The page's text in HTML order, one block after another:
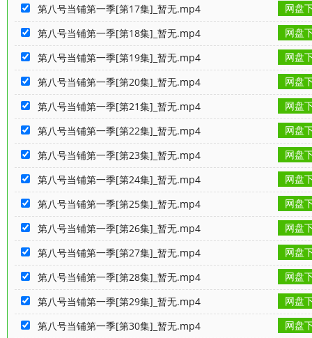
第八号当铺第一季[第17集]_暂无.mp4
网盘
第八号当铺第一季[第18集]_暂无.mp4
网盘
第八号当铺第一季[第19集]_暂无.mp4
网盘
第八号当铺第一季[第20集]_暂无.mp4
网盘
第八号当铺第一季[第21集]_暂无.mp4
网盘
第八号当铺第一季[第22集]_暂无.mp4
网盘
第八号当铺第一季[第23集]_暂无.mp4
网盘
第八号当铺第一季[第24集]_暂无.mp4
网盘
第八号当铺第一季[第25集]_暂无.mp4
网盘
第八号当铺第一季[第26集]_暂无.mp4
网盘
第八号当铺第一季[第27集]_暂无.mp4
网盘
第八号当铺第一季[第28集]_暂无.mp4
网盘
第八号当铺第一季[第29集]_暂无.mp4
网盘
第八号当铺第一季[第30集]_暂无.mp4
网盘